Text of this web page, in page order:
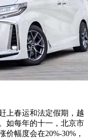
上春运和法定假期，越
如每年的十一，北京市
幅度会在20%-30%，